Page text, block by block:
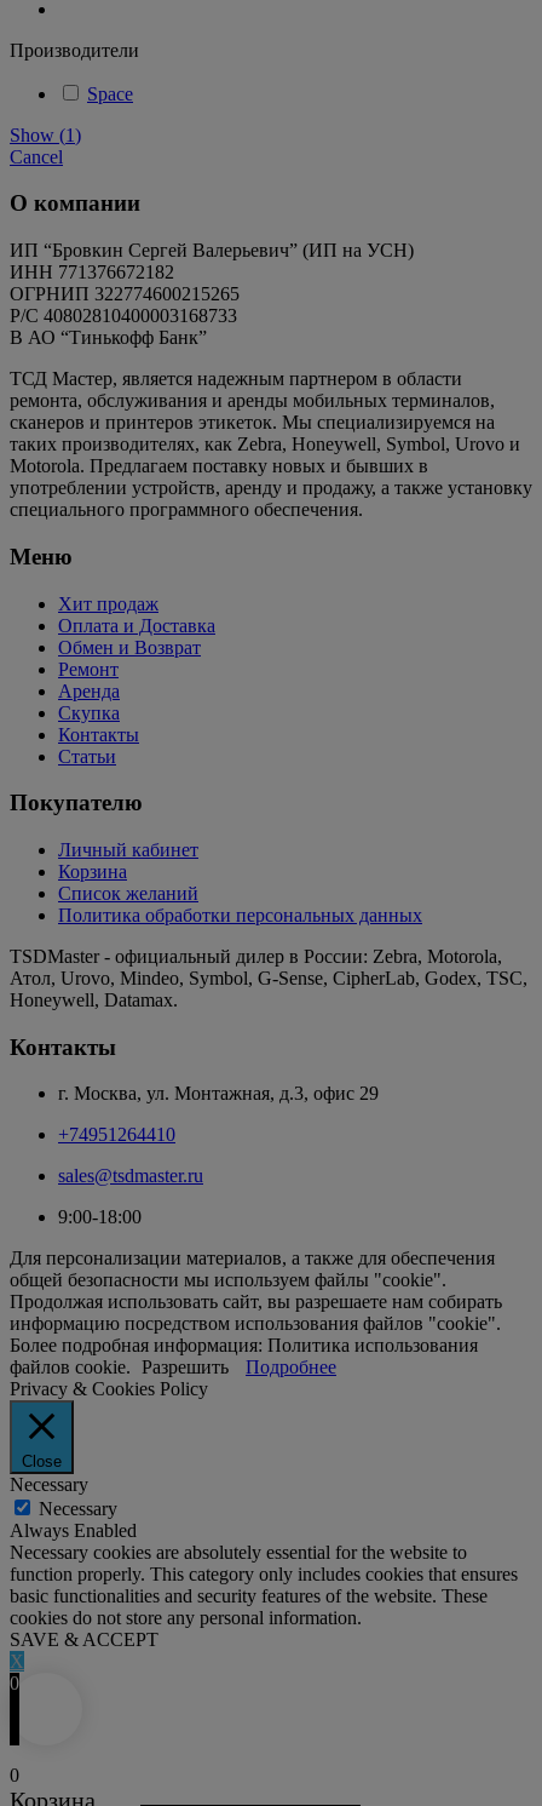
Производители
Space
Show (1)
Cancel
О компании
ИП “Бровкин Сергей Валерьевич” (ИП на УСН)
ИНН 771376672182
ОГРНИП 322774600215265
P/C 40802810400003168733
В АО “Тинькофф Банк”
ТСД Мастер, является надежным партнером в области
ремонта, обслуживания и аренды мобильных терминалов,
сканеров и принтеров этикеток. Мы специализируемся на
таких производителях, как Zebra, Honeywell, Symbol, Urovo и
Motorola. Предлагаем поставку новых и бывших в
употреблении устройств, аренду и продажу, а также установку
специального программного обеспечения.
Меню
Хит продаж
Оплата и Доставка
Обмен и Возврат
Ремонт
Аренда
Скупка
Контакты
Статьи
Покупателю
Личный кабинет
Корзина
Список желаний
Политика обработки персональных данных
TSDMaster - официальный дилер в России: Zebra, Motorola,
Атол, Urovo, Mindeo, Symbol, G-Sense, CipherLab, Godex, TSC,
Honeywell, Datamax.
Контакты
г. Москва, ул. Монтажная, д.3, офис 29
+74951264410
sales@tsdmaster.ru
9:00-18:00
Для персонализации материалов, а также для обеспечения
общей безопасности мы используем файлы "cookie".
Продолжая использовать сайт, вы разрешаете нам собирать
информацию посредством использования файлов "cookie".
Более подробная информация: Политика использования
файлов cookie. Разрешить
Подробнее
Privacy & Cookies Policy
Close
Necessary
Necessary
Always Enabled
Necessary cookies are absolutely essential for the website to
function properly. This category only includes cookies that ensures
basic functionalities and security features of the website. These
cookies do not store any personal information.
SAVE & ACCEPT
X
0
0
Корзина